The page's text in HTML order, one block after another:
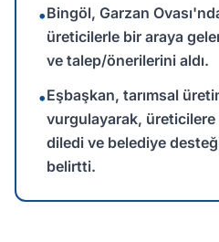
•Bingöl, Garzan
üreticilerle bir araya
ve talep/önerilerini aldı.
•Eşbaşkan, tarımsal
vurgulayarak,
diledi ve belediye
belirtti.